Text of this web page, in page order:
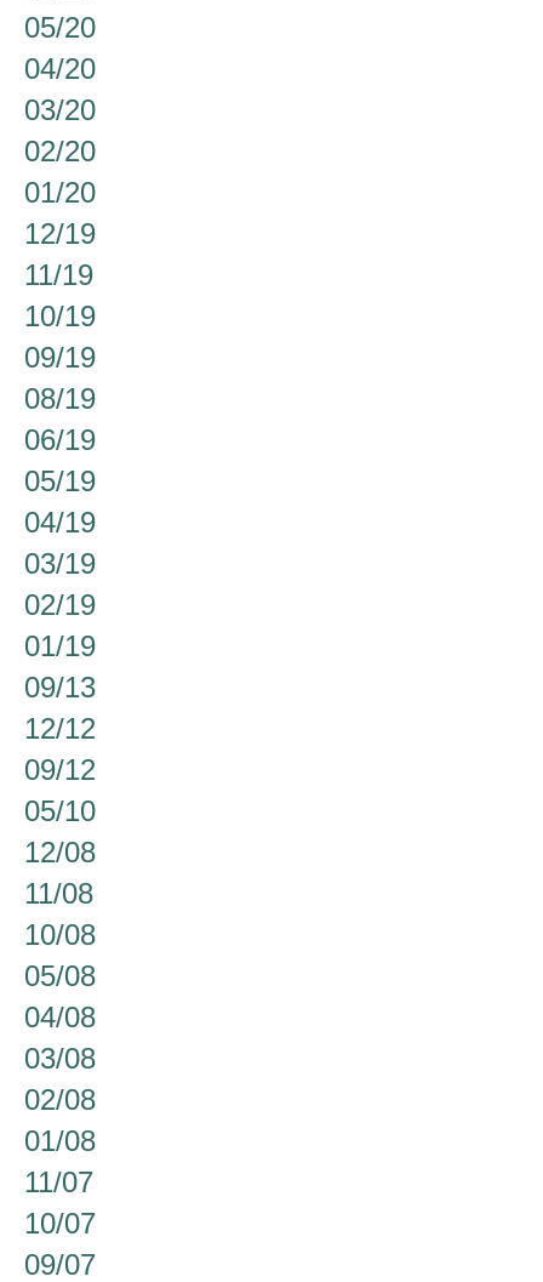
05/20
04/20
03/20
02/20
01/20
12/19
11/19
10/19
09/19
08/19
06/19
05/19
04/19
03/19
02/19
01/19
09/13
12/12
09/12
05/10
12/08
11/08
10/08
05/08
04/08
03/08
02/08
01/08
11/07
10/07
09/07